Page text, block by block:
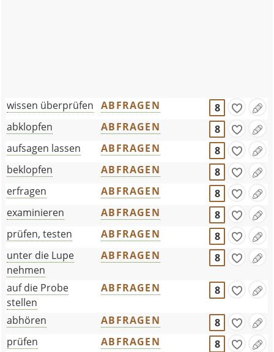
wissen überprüfen ABFRAGEN
8
abklopfen
ABFRAGEN
8
aufsagen lassen
ABFRAGEN
8
beklopfen
ABFRAGEN
8
erfragen
ABFRAGEN
8
examinieren
ABFRAGEN
8
prüfen, testen
ABFRAGEN
8
unter die Lupe
nehmen
ABFRAGEN 8
auf die Probe
stellen
ABFRAGEN 8
abhören ABFRAGEN
8
prüfen
ABFRAGEN
8